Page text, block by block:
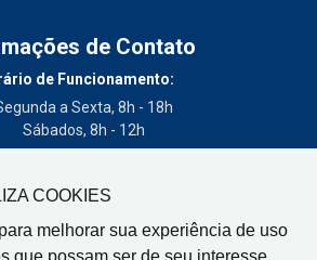
COOKIES
melhorar sua experiência de uso
que possam ser de seu interesse.
de Contato
de Funcionamento:
a Sexta, 8h - 18h
Sábados, 8h - 12h
(19) 3404-3700
Circulação:
Nogueira - SP, Cordeirópolis - SP,